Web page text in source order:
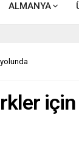
ALMANYA
yolunda